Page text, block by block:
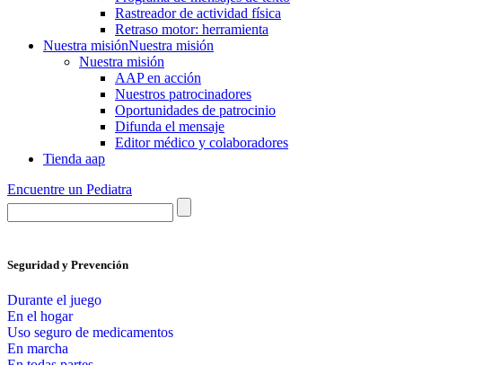
Rastre​​ador de activida​d física
Retraso motor: herramienta
Nuestra misiónNuestra misión
Nuestra misión
AAP en acción
Nuestros patrocinadores
Oportunidades de patrocinio
Difunda el mensaje
Editor médico y colaboradores
Tienda aap
Encuentre un Pediatra
Seguridad y Prevención
Durante el juego
En el hogar
Uso seguro de medicamentos
En marcha